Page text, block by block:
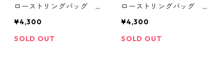
ローストリングバッグ サ
¥4,300
SOLD OUT
ローストリングバッグ ブ
¥4,300
SOLD OUT